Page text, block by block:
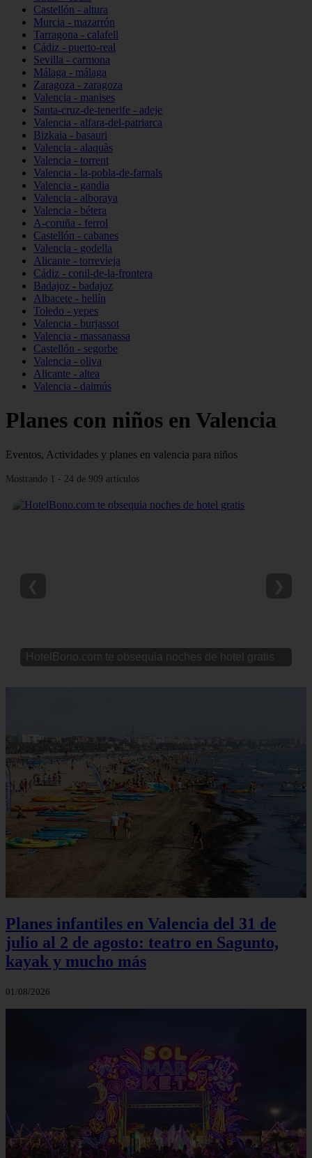
Castellón - altura
Murcia - mazarrón
Tarragona - calafell
Cádiz - puerto-real
Sevilla - carmona
Málaga - málaga
Zaragoza - zaragoza
Valencia - manises
Santa-cruz-de-tenerife - adeje
Valencia - alfara-del-patriarca
Bizkaia - basauri
Valencia - alaquàs
Valencia - torrent
Valencia - la-pobla-de-farnals
Valencia - gandia
Valencia - alboraya
Valencia - bétera
A-coruña - ferrol
Castellón - cabanes
Valencia - godella
Alicante - torrevieja
Cádiz - conil-de-la-frontera
Badajoz - badajoz
Albacete - hellín
Toledo - yepes
Valencia - burjassot
Valencia - massanassa
Castellón - segorbe
Valencia - oliva
Alicante - altea
Valencia - daimús
Planes con niños en Valencia
Eventos, Actividades y planes en valencia para niños
Mostrando 1 - 24 de 909 artículos
HotelBono.com te obsequia noches de hotel gratis
Planes infantiles en Valencia del 31 de
julio al 2 de agosto: teatro en Sagunto,
kayak y mucho más
01/08/2026